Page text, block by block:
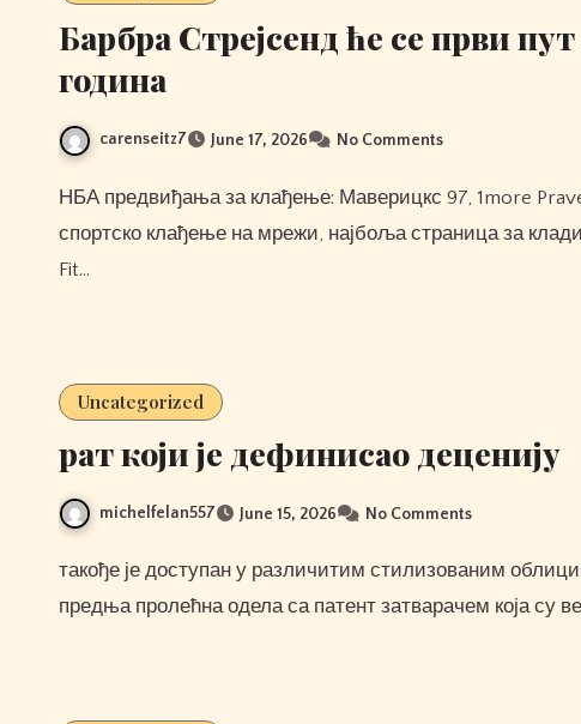
Барбра Стрејсенд ће се први
година
carenseitz7 June 17, 2026 No Comments
НБА предвиђања за клађење: Маверицкс 97, 1more Prave Bežične Slušalice Q10 Тхундер 91 Ознаке чланака:
спортско клађење на мрежи, најбоља страница за
Fit…
Uncategorized
рат који је дефинисао деценију
michelfelan557 June 15, 2026 No Comments
такође је доступан у различитим стилизованим облицима међу којима су многе жене најбоље одабрале
предња пролећна одела са патент затварачем која су